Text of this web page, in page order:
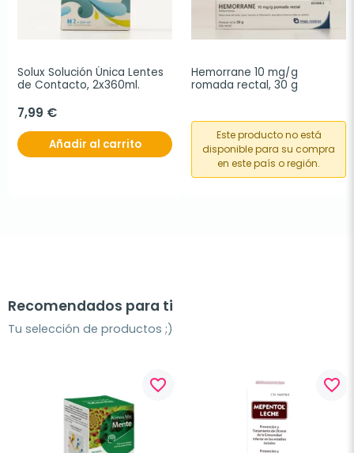
Solux Solución Única Lentes
de Contacto, 2x360ml.
7,99 €
Añadir al carrito
Hemorrane 10 mg/g
romada rectal, 30 g
Este producto no está
disponible para su compra
en este país o región.
Recomendados para ti
Tu selección de productos ;)
favorite_border favorite_border